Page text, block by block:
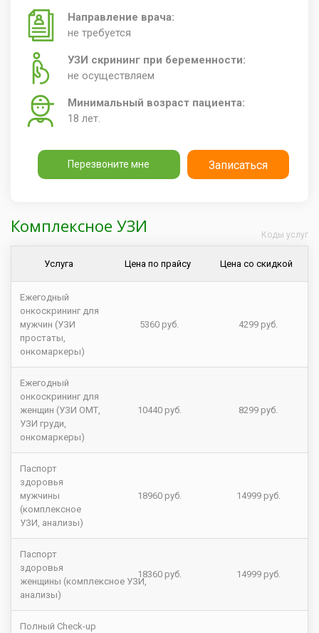
Направление врача:
не требуется
УЗИ скрининг при беременности:
не осуществляем
Минимальный возраст пациента:
18 лет.
Перезвоните мне Записаться
Комплексное УЗИ
Услуга Цена по прайсу Цена со скидкой
Ежегодный
онкоскрининг для
мужчин (УЗИ
простаты,
онкомаркеры)
5360 руб. 4299 руб.
Ежегодный
онкоскрининг для
женщин (УЗИ ОМТ,
УЗИ груди,
онкомаркеры)
10440 руб. 8299 руб.
Паспорт
здоровья
мужчины
(комплексное
УЗИ, анализы)
18960 руб. 14999 руб.
Паспорт
здоровья
женщины (комплексное УЗИ,
анализы)
18360 руб. 14999 руб.
Полный Check-up
Коды услуг